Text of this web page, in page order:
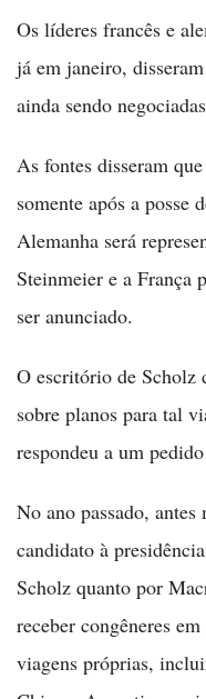
Os líderes francês e
já em janeiro,
ainda sendo
As fontes disseram
somente após a posse
Alemanha será
Steinmeier e a França
ser anunciado.
O escritório de Scholz
sobre planos para tal
respondeu a um
No ano passado,
candidato à
Scholz quanto por
receber congêneres
viagens próprias,